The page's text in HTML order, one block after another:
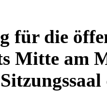
für die
Mitte am